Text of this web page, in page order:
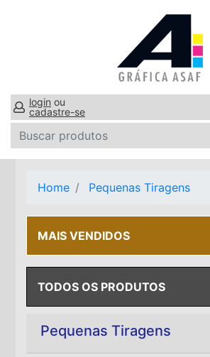
login ou
cadastre-se
Home Pequenas Tiragens
MAIS VENDIDOS
TODOS OS PRODUTOS
Pequenas Tiragens